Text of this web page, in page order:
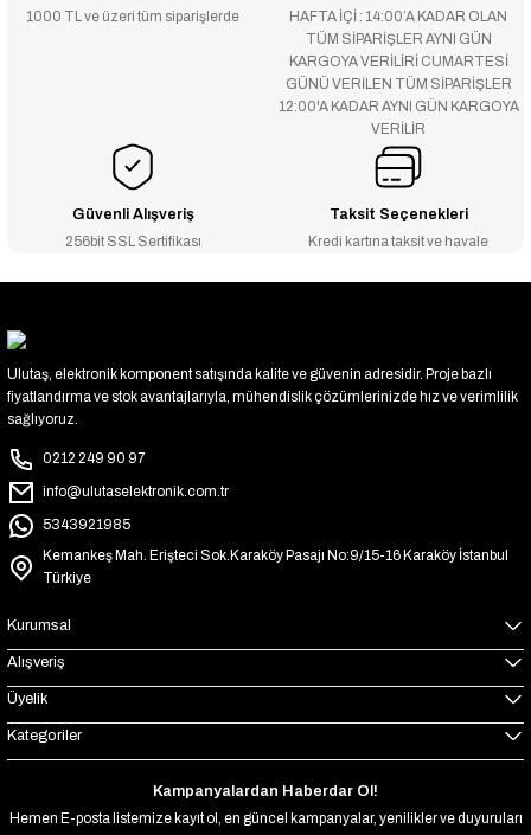
1000 TL ve üzeri tüm siparişlerde
HAFTA İÇİ : 14:00’A KADAR OLAN
TÜM SİPARİŞLER AYNI GÜN
KARGOYA VERİLİRİ CUMARTESİ
GÜNÜ VERİLEN TÜM SİPARİŞLER
12:00'A KADAR AYNI GÜN KARGOYA
VERİLİR
Güvenli Alışveriş
256bit SSL Sertifikası
Taksit Seçenekleri
Kredi kartına taksit ve havale
Ulutaş, elektronik komponent satışında kalite ve güvenin adresidir. Proje bazlı
fiyatlandırma ve stok avantajlarıyla, mühendislik çözümlerinizde hız ve verimlilik
sağlıyoruz.
0212 249 90 97
info@ulutaselektronik.com.tr
5343921985
Kemankeş Mah. Erişteci Sok.Karaköy Pasajı No:9/15-16 Karaköy İstanbul
Türkiye
Kurumsal
Alışveriş
Üyelik
Kategoriler
Kampanyalardan Haberdar Ol!
Hemen E-posta listemize kayıt ol, en güncel kampanyalar, yenilikler ve duyuruları